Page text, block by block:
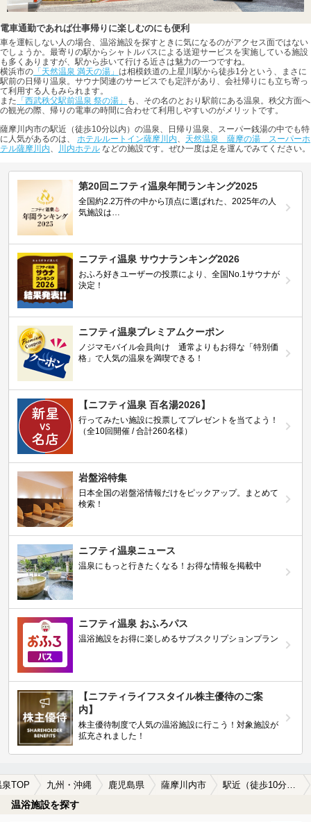
電車通勤であれば仕事帰りに楽しむのにも便利
車を運転しない人の場合、温浴施設を探すときに気になるのがアクセス面ではない
でしょうか。最寄りの駅からシャトルバスによる送迎サービスを実施している施設
も多くありますが、駅から歩いて行ける近さは魅力の一つですね。
横浜市の 「天然温泉 満天の湯」 は相模鉄道の上星川駅から徒歩1分という、まさに
駅前の日帰り温泉。サウナ関連のサービスでも定評があり、会社帰りにも立ち寄っ
て利用する人もみられます。
また 「西武秩父駅前温泉 祭の湯」
も、その名のとおり駅前にある温泉。秩父方面へ
の観光の際、帰りの電車の時間に合わせて利用しやすいのがメリットです。
薩摩川内市の駅近（徒歩10分以内）の温泉、日帰り温泉、スーパー銭湯の中でも特
に人気があるのは、 ホテルルートイン薩摩川内、 天然温泉 薩摩の湯 スーパーホ
テル薩摩川内、 川内ホテル などの施設です。ぜひ一度は足を運んでみてください。
第20回ニフティ温泉年間ランキング2025
全国約2.2万件の中から頂点に選ばれた、2025年の人
気施設は…
ニフティ温泉 サウナランキング2026
おふろ好きユーザーの投票により、全国No.1サウナが
決定！
ニフティ温泉プレミアムクーポン
ノジマモバイル会員向け 通常よりもお得な「特別価
格」で人気の温泉を満喫できる！
【ニフティ温泉 百名湯2026】
行ってみたい施設に投票してプレゼントを当てよう！
（全10回開催 / 合計260名様）
岩盤浴特集
日本全国の岩盤浴情報だけをピックアップ。まとめて
検索！
ニフティ温泉ニュース
温泉にもっと行きたくなる！お得な情報を掲載中
ニフティ温泉 おふろパス
温浴施設をお得に楽しめるサブスクリプションプラン
【ニフティライフスタイル株主優待のご案
内】
株主優待制度で人気の温浴施設に行こう！対象施設が
拡充されました！
泉TOP 九州・沖縄 鹿児島県 薩摩川内市 駅近（徒歩10分以内）の薩摩川内市の温泉、日帰り温泉、スーパー銭湯おすすめ
温浴施設を探す